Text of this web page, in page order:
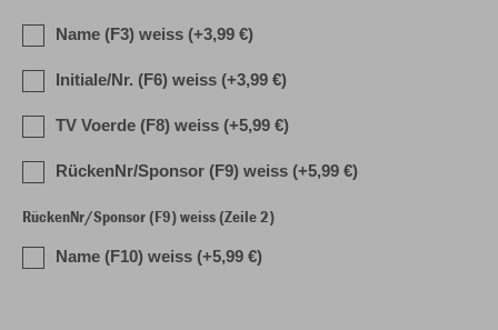
Name (F3) weiss (+3,99 €)
Initiale/Nr. (F6) weiss (+3,99 €)
TV Voerde (F8) weiss (+5,99 €)
RückenNr/Sponsor (F9) weiss (+5,99 €)
RückenNr/Sponsor (F9) weiss (Zeile 2)
Name (F10) weiss (+5,99 €)